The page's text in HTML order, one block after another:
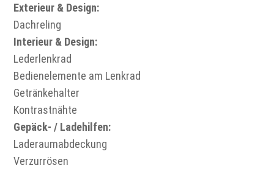
Exterieur & Design:
Dachreling
Interieur & Design:
Lederlenkrad
Bedienelemente am Lenkrad
Getränkehalter
Kontrastnähte
Gepäck- / Ladehilfen:
Laderaumabdeckung
Verzurrösen